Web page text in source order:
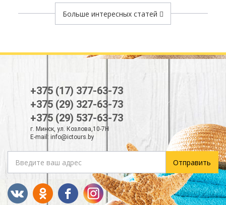
Больше интересных статей
+375 (17) 377-63-73
+375 (29) 327-63-73
+375 (29) 537-63-73
г. Минск, ул. Козлова,10-7Н
E-mail: info@ictours.by
Отправить